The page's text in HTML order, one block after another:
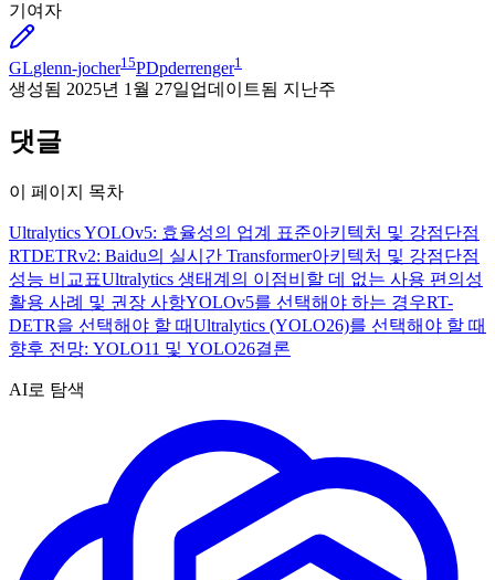
기여자
GLglenn-jocher15PDpderrenger1
생성됨 2025년 1월 27일업데이트됨 지난주
댓글
이 페이지 목차
Ultralytics YOLOv5: 효율성의 업계 표준아키텍처 및 강점단점
RTDETRv2: Baidu의 실시간 Transformer아키텍처 및 강점단점
성능 비교표Ultralytics 생태계의 이점비할 데 없는 사용 편의성
활용 사례 및 권장 사항YOLOv5를 선택해야 하는 경우RT-
DETR을 선택해야 할 때Ultralytics (YOLO26)를 선택해야 할 때
향후 전망: YOLO11 및 YOLO26결론
AI로 탐색